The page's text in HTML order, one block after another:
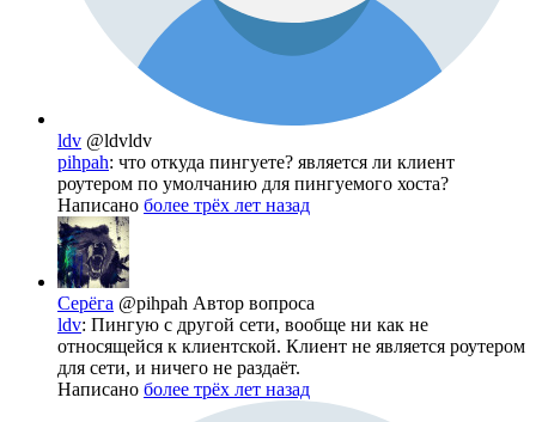
ldv @ldvldv
pihpah: что откуда пингуете? является ли клиент
роутером по умолчанию для пингуемого хоста?
Написано более трёх лет назад
Серёга @pihpah Автор вопроса
ldv: Пингую с другой сети, вообще ни как не
относящейся к клиентской. Клиент не является роутером
для сети, и ничего не раздаёт.
Написано более трёх лет назад